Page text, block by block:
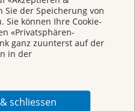
Sie der Speicherung von
Sie können Ihre Cookie-
«Privatsphären-
ganz zuunterst auf der
in der
schliessen
Shop